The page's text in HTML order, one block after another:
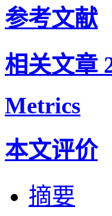
参考文献
相关文章
Metrics
本文评价
摘要